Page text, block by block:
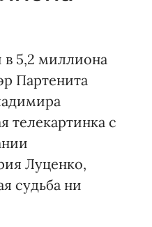
в 5,2 миллиона
Партенита
с
Луценко,
судьба ни